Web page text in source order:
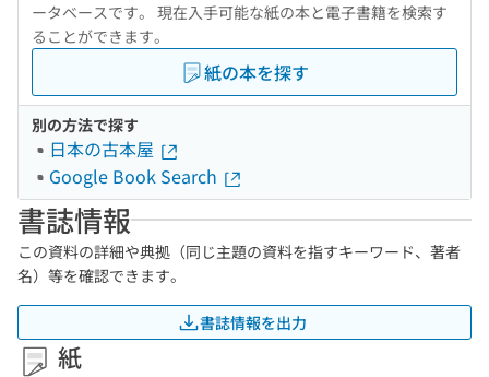
ータベースです。 現在入手可能な紙の本と電子書籍を検索す
ることができます。
紙の本を探す
別の方法で探す
日本の古本屋
Google Book Search
書誌情報
この資料の詳細や典拠（同じ主題の資料を指すキーワード、著者
名）等を確認できます。
書誌情報を出力
紙